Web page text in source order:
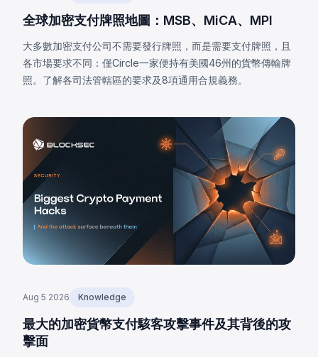
全球加密支付牌照地圖：MSB、MiCA、MPI
大多數加密支付公司不需要發行牌照，而是需要支付牌照，且
各市場要求不同：僅Circle一家便持有美國46州的貨幣傳輸牌
照。了解各司法管轄區的要求及8項通用合規義務。
Aug 5 2026 Knowledge
最大的加密貨幣支付駭客攻擊事件及其背後的攻
擊面